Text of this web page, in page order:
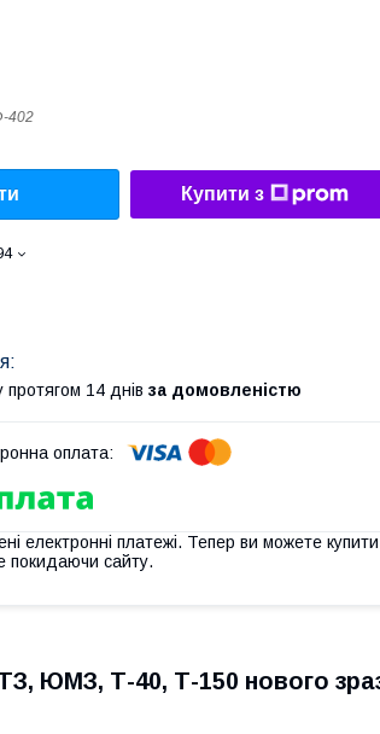
402
Купити з
14 днів за домовленістю
електронні платежі. Тепер ви можете купити
покидаючи сайту.
ЮМЗ, Т-40, Т-150 нового